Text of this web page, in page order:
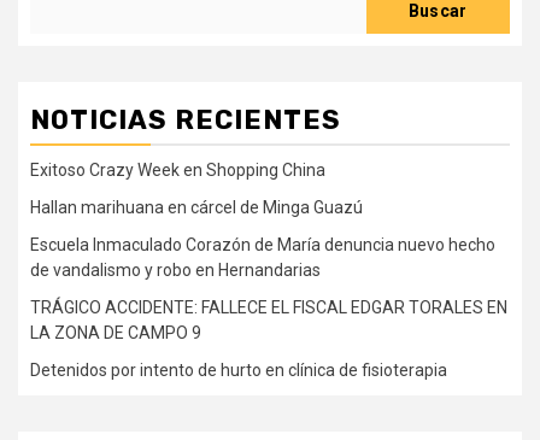
Buscar
NOTICIAS RECIENTES
Exitoso Crazy Week en Shopping China
Hallan marihuana en cárcel de Minga Guazú
Escuela Inmaculado Corazón de María denuncia nuevo hecho
de vandalismo y robo en Hernandarias
TRÁGICO ACCIDENTE: FALLECE EL FISCAL EDGAR TORALES EN
LA ZONA DE CAMPO 9
Detenidos por intento de hurto en clínica de fisioterapia